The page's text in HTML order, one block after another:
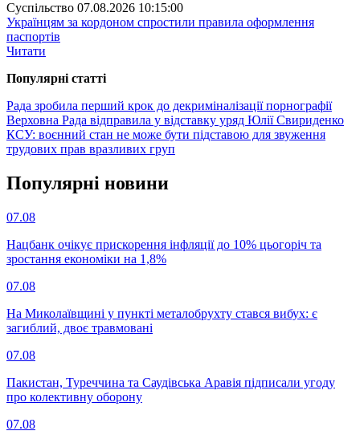
Суспiльство 07.08.2026 10:15:00
Українцям за кордоном спростили правила оформлення
паспортів
Читати
Популярнi статтi
Рада зробила перший крок до декриміналізації порнографії
Верховна Рада відправила у відставку уряд Юлії Свириденко
КСУ: воєнний стан не може бути підставою для звуження
трудових прав вразливих груп
Популярнi новини
07.08
Нацбанк очікує прискорення інфляції до 10% цьогоріч та
зростання економіки на 1,8%
07.08
На Миколаївщині у пункті металобрухту стався вибух: є
загиблий, двоє травмовані
07.08
Пакистан, Туреччина та Саудівська Аравія підписали угоду
про колективну оборону
07.08